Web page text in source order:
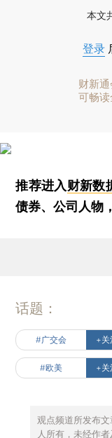
本文
登录
财新通
可畅读
推荐进入财新数
债券、公司人物
话题：
#广交会 +关
#欧美 +关
观点频道所发布
人所有，未经作